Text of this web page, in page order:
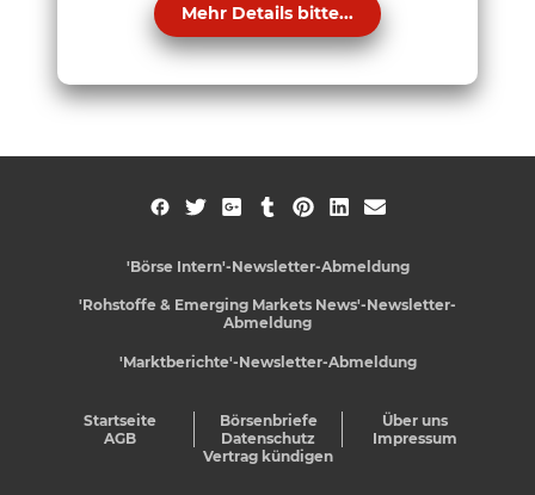
Mehr Details bitte...
'Börse Intern'-Newsletter-Abmeldung
'Rohstoffe & Emerging Markets News'-Newsletter-
Abmeldung
'Marktberichte'-Newsletter-Abmeldung
Startseite Börsenbriefe
Über uns
AGB
Datenschutz
Impressum
Vertrag kündigen